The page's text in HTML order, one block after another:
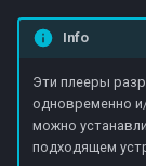
SS IPTV
Мобильные
Info
Эти плееры
одновременно
можно
подходящем